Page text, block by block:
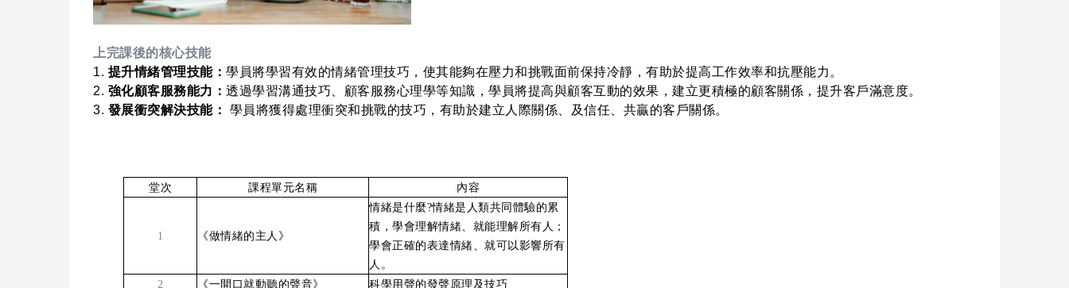
上完課後的核心技能
1. 提升情緒管理技能： 學員將學習有效的情緒管理技巧，使其能夠在壓力和挑戰面前保持冷靜，有助於提高工作效率和抗壓能力。
2. 強化顧客服務能力： 透過學習溝通技巧、顧客服務心理學等知識，學員將提高與顧客互動的效果，建立更積極的顧客關係，提升客戶滿意度。
3. 發展衝突解決技能： 學員將獲得處理衝突和挑戰的技巧，有助於建立人際關係、及信任、共贏的客戶關係。
堂次 課程單元名稱 內容
1 《做情緒的主人》
情緒是什麼?情緒是人類共同體驗的累
積，學會理解情緒、就能理解所有人；
學會正確的表達情緒、就可以影響所有
人。
2
《一開口就動聽的聲音》 科學用聲的發聲原理及技巧